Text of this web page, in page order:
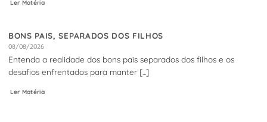
Ler Matéria
BONS PAIS, SEPARADOS DOS FILHOS
08/08/2026
Entenda a realidade dos bons pais separados dos filhos e os
desafios enfrentados para manter [...]
Ler Matéria